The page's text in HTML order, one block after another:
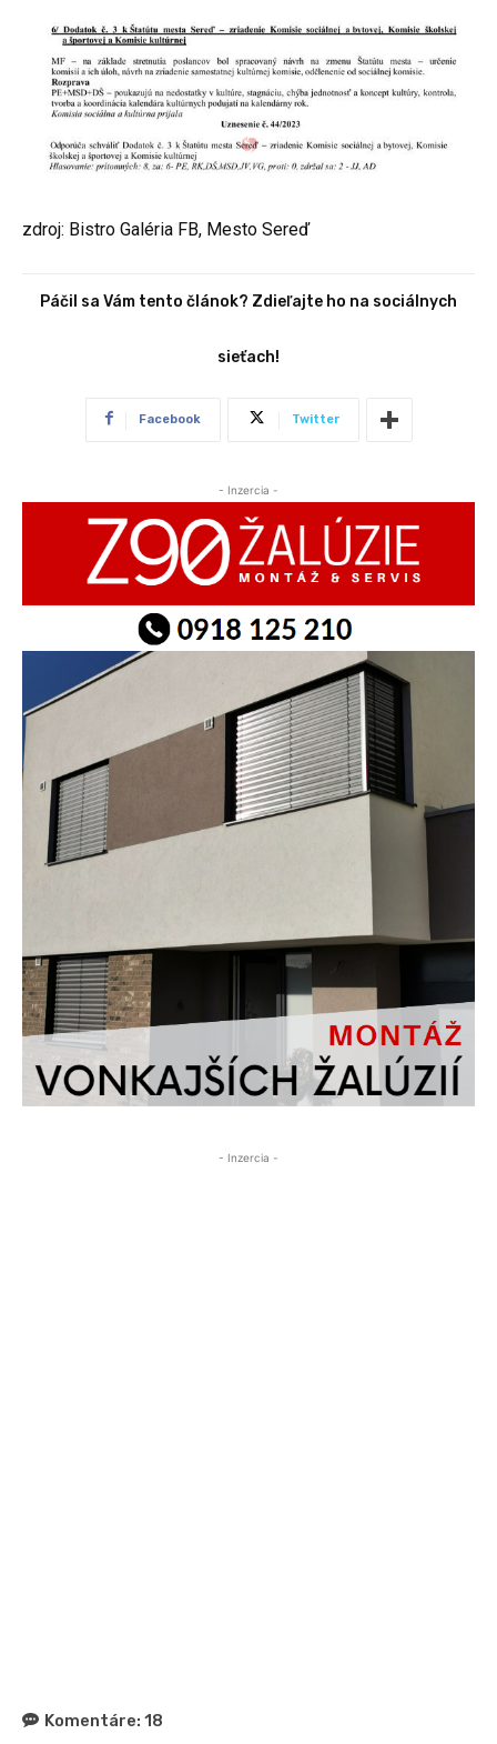
zdroj: Bistro Galéria FB, Mesto Sereď
Páčil sa Vám tento článok? Zdieľajte ho na sociálnych
sieťach!
Facebook Twitter
- Inzercia -
- Inzercia -
Komentáre: 18